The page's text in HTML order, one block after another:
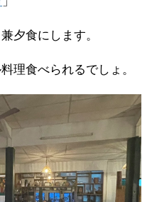
夕食にします。
理食べられるでしょ。